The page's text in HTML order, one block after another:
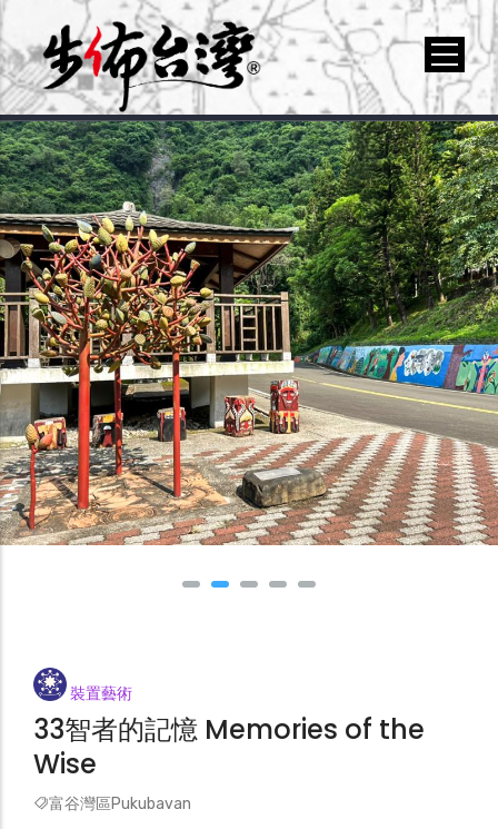
裝置藝術
33智者的記憶 Memories of the
Wise
富谷灣區Pukubavan